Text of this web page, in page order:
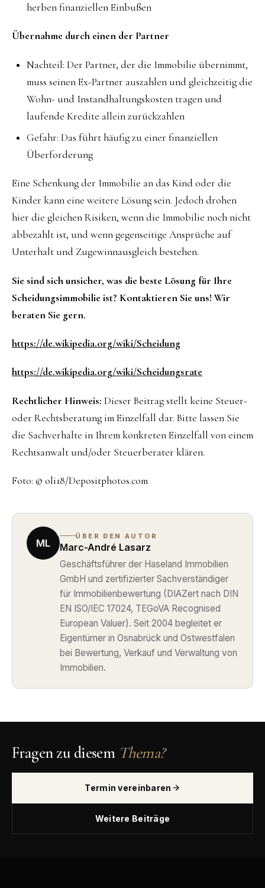
herben finanziellen Einbußen
Übernahme durch einen der Partner
Nachteil: Der Partner, der die Immobilie übernimmt,
muss seinen Ex-Partner auszahlen und gleichzeitig die
Wohn- und Instandhaltungskosten tragen und
laufende Kredite allein zurückzahlen
Gefahr: Das führt häufig zu einer finanziellen
Überforderung
Eine Schenkung der Immobilie an das Kind oder die
Kinder kann eine weitere Lösung sein. Jedoch drohen
hier die gleichen Risiken, wenn die Immobilie noch nicht
abbezahlt ist, und wenn gegenseitige Ansprüche auf
Unterhalt und Zugewinnausgleich bestehen.
Sie sind sich unsicher, was die beste Lösung für Ihre
Scheidungsimmobilie ist? Kontaktieren Sie uns! Wir
beraten Sie gern.
https://de.wikipedia.org/wiki/Scheidung
https://de.wikipedia.org/wiki/Scheidungsrate
Rechtlicher Hinweis: Dieser Beitrag stellt keine Steuer-
oder Rechtsberatung im Einzelfall dar. Bitte lassen Sie
die Sachverhalte in Ihrem konkreten Einzelfall von einem
Rechtsanwalt und/oder Steuerberater klären.
Foto: © oli18/Depositphotos.com
ML
ÜBER DEN AUTOR
Marc-André Lasarz
Geschäftsführer der Haseland Immobilien
GmbH und zertifizierter Sachverständiger
für Immobilienbewertung (DIAZert nach DIN
EN ISO/IEC 17024, TEGoVA Recognised
European Valuer). Seit 2004 begleitet er
Eigentümer in Osnabrück und Ostwestfalen
bei Bewertung, Verkauf und Verwaltung von
Immobilien.
Fragen zu diesem Thema?
Termin vereinbaren
Weitere Beiträge